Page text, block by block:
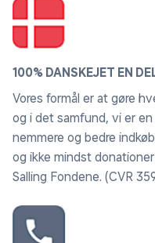
100% DANSKEJET EN
Vores formål er at gøre
og i det samfund, vi er
nemmere og bedre
og ikke mindst
Salling Fondene. (CVR